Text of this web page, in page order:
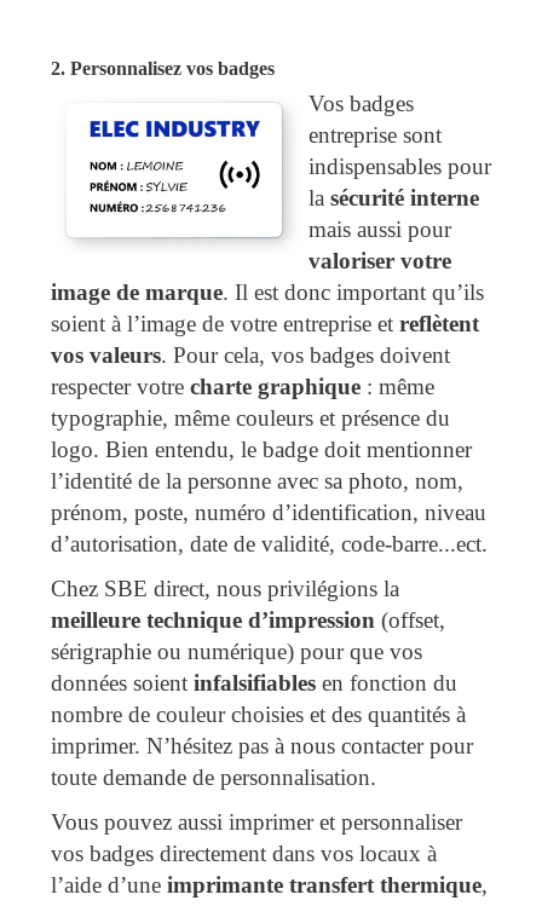
2. Personnalisez vos badges
Vos badges
entreprise sont
indispensables pour
la sécurité interne
mais aussi pour
valoriser votre
image de marque. Il est donc important qu’ils
soient à l’image de votre entreprise et reflètent
vos valeurs. Pour cela, vos badges doivent
respecter votre charte graphique : même
typographie, même couleurs et présence du
logo. Bien entendu, le badge doit mentionner
l’identité de la personne avec sa photo, nom,
prénom, poste, numéro d’identification, niveau
d’autorisation, date de validité, code-barre...ect.
Chez SBE direct, nous privilégions la
meilleure technique d’impression (offset,
sérigraphie ou numérique) pour que vos
données soient infalsifiables en fonction du
nombre de couleur choisies et des quantités à
imprimer. N’hésitez pas à nous contacter pour
toute demande de personnalisation.
Vous pouvez aussi imprimer et personnaliser
vos badges directement dans vos locaux à
l’aide d’une imprimante transfert thermique,